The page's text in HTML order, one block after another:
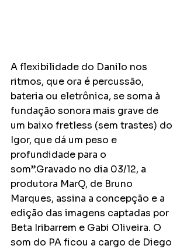
A flexibilidade do Danilo nos
ritmos, que ora é percussão,
bateria ou eletrônica, se soma à
fundação sonora mais grave de
um baixo fretless (sem trastes) do
Igor, que dá um peso e
profundidade para o
som”.Gravado no dia 03/12, a
produtora MarQ, de Bruno
Marques, assina a concepção e a
edição das imagens captadas por
Beta Iribarrem e Gabi Oliveira. O
som do PA ficou a cargo de Diego